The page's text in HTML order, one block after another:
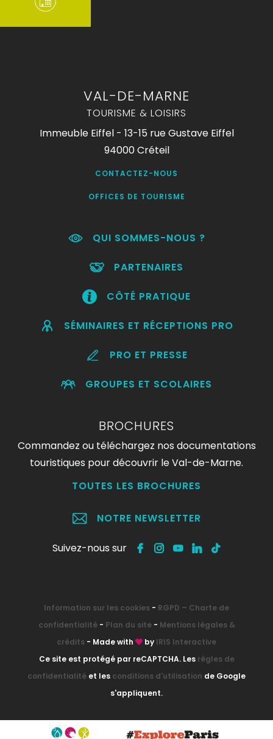
VAL-DE-MARNE
TOURISME & LOISIRS
Immeuble Eiffel - 13-15 rue Gustave Eiffel
94000 Créteil
CONTACTEZ-NOUS
OFFICES DE TOURISME
QUI SOMMES-NOUS ?
PARTENAIRES
CÔTÉ PRATIQUE
SÉMINAIRES ET RÉCEPTIONS PRO
PRO ET PRESSE
GROUPES ET SCOLAIRES
BROCHURES
Commandez ou téléchargez nos documentations
touristiques pour découvrir le Val-de-Marne.
TOUTES LES BROCHURES
NOTRE NEWSLETTER
Suivez-nous sur
Information sur les cookies - RGPD – Charte de
confidentialité- Plan du site- Mentions légales &
crédits - Made with by IRIS Interactive
Ce site est protégé par reCAPTCHA. Les règles de
confidentialité et les conditions d'utilisation de Google
s'appliquent.